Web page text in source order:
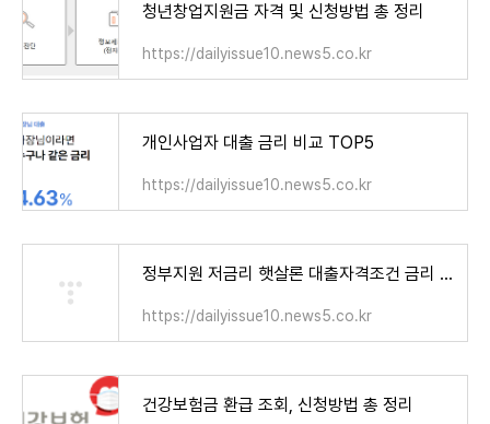
청년창업지원금 자격 및 신청방법 총 정리
https://dailyissue10.news5.co.kr
개인사업자 대출 금리 비교 TOP5
https://dailyissue10.news5.co.kr
정부지원 저금리 햇살론 대출자격조건 금리 한도 신청방법
https://dailyissue10.news5.co.kr
건강보험금 환급 조회, 신청방법 총 정리